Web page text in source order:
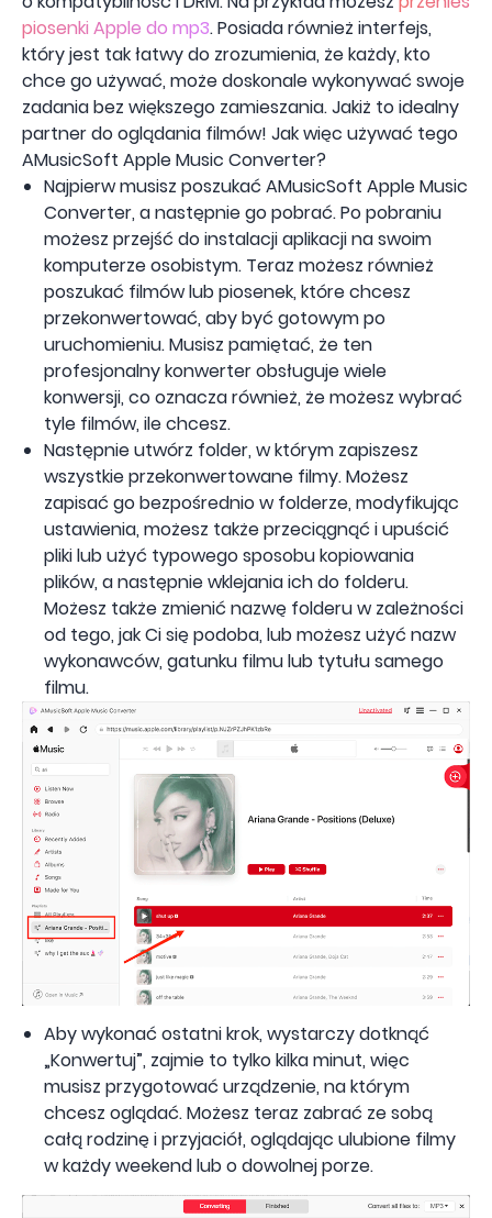
piosenki Apple do mp3. Posiada również interfejs,
który jest tak łatwy do zrozumienia, że ​​każdy, kto
chce go używać, może doskonale wykonywać swoje
zadania bez większego zamieszania. Jakiż to idealny
partner do oglądania filmów! Jak więc używać tego
AMusicSoft Apple Music Converter?
Najpierw musisz poszukać AMusicSoft Apple Music
Converter, a następnie go pobrać. Po pobraniu
możesz przejść do instalacji aplikacji na swoim
komputerze osobistym. Teraz możesz również
poszukać filmów lub piosenek, które chcesz
przekonwertować, aby być gotowym po
uruchomieniu. Musisz pamiętać, że ten
profesjonalny konwerter obsługuje wiele
konwersji, co oznacza również, że możesz wybrać
tyle filmów, ile chcesz.
Następnie utwórz folder, w którym zapiszesz
wszystkie przekonwertowane filmy. Możesz
zapisać go bezpośrednio w folderze, modyfikując
ustawienia, możesz także przeciągnąć i upuścić
pliki lub użyć typowego sposobu kopiowania
plików, a następnie wklejania ich do folderu.
Możesz także zmienić nazwę folderu w zależności
od tego, jak Ci się podoba, lub możesz użyć nazw
wykonawców, gatunku filmu lub tytułu samego
filmu.
Aby wykonać ostatni krok, wystarczy dotknąć
„Konwertuj”, zajmie to tylko kilka minut, więc
musisz przygotować urządzenie, na którym
chcesz oglądać. Możesz teraz zabrać ze sobą
całą rodzinę i przyjaciół, oglądając ulubione filmy
w każdy weekend lub o dowolnej porze.